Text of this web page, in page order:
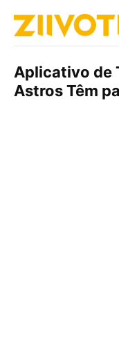
Aplicativo de
Astros Têm